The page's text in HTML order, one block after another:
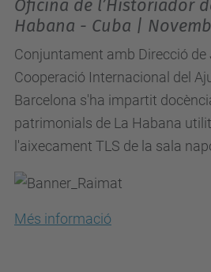
Oficina de l’Historiador
Habana - Cuba |
Conjuntament amb Direcció de
Cooperació Internacional del
Barcelona s'ha impartit
patrimonials de La Habana
l'aixecament TLS de la sala
Més informació